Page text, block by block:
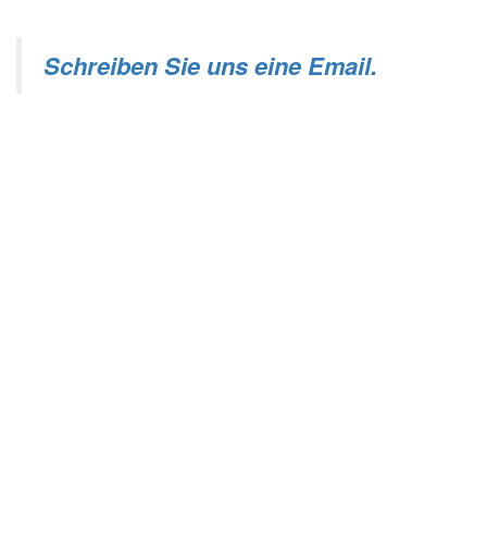
Schreiben Sie uns eine Email.